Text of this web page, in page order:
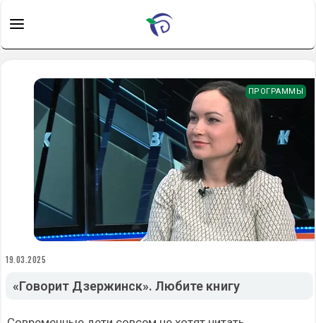
ПРОГРАММЫ
19.03.2025
«Говорит Дзержинск». Любите книгу